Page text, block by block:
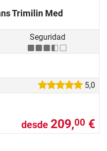
Trimilin Med
Seguridad
5,0
desde 209,00 €